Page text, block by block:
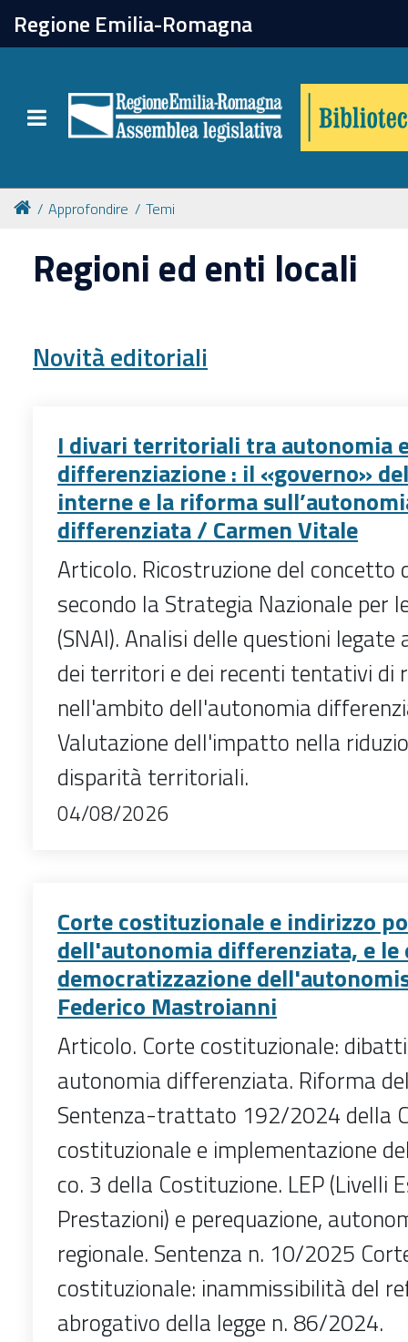
Regione Emilia-Romagna
Toggle navigation
chiudi
Catalogo online
Collezioni
Per approfondire
Approfondire Temi
Regioni ed enti locali
Novità editoriali
I divari territoriali tra autonomia
differenziazione : il «governo»
interne e la riforma
differenziata / Carmen Vitale
Articolo. Ricostruzione del concetto
secondo la Strategia Nazionale per
(SNAI). Analisi delle questioni legate
dei territori e dei recenti tentativi di
nell'ambito dell'autonomia
Valutazione dell'impatto nella
disparità territoriali.
04/08/2026
Corte costituzionale e indirizzo
dell'autonomia differenziata, e le
democratizzazione
Federico Mastroianni
Articolo. Corte costituzionale:
autonomia differenziata. Riforma
Sentenza-trattato 192/2024 della
costituzionale e implementazione
co. 3 della Costituzione. LEP (Livelli
Prestazioni) e perequazione,
regionale. Sentenza n. 10/2025
costituzionale: inammissibilità del
abrogativo della legge n. 86/2024.